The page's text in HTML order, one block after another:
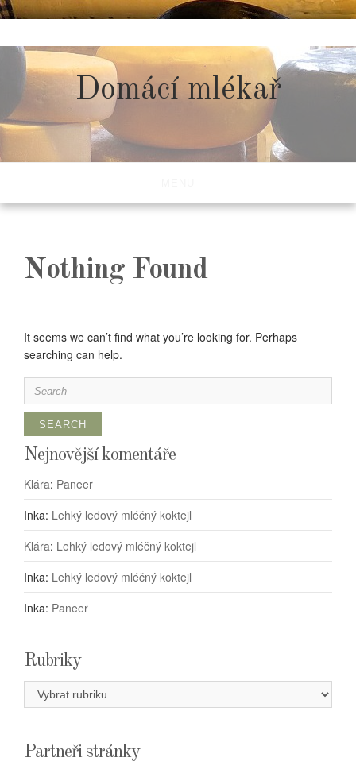
to
content
Domácí mlékař
Nothing Found
It seems we can’t find what you’re looking for. Perhaps
searching can help.
Search
for:
Nejnovější komentáře
Klára: Paneer
Inka: Lehký ledový mléčný koktejl
Klára: Lehký ledový mléčný koktejl
Inka: Lehký ledový mléčný koktejl
Inka: Paneer
Rubriky
Rubriky
Partneři stránky